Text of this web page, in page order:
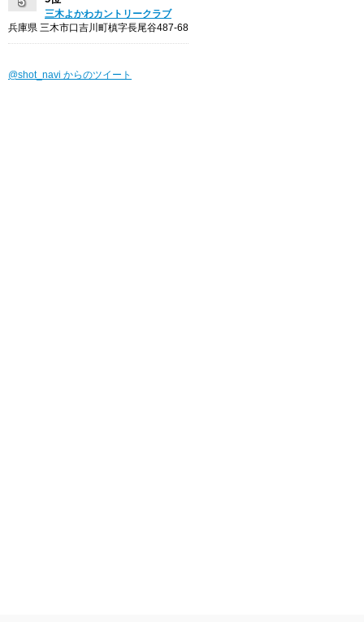
三木よかわカントリークラブ
兵庫県 三木市口吉川町槙字長尾谷487-68
@shot_navi からのツイート